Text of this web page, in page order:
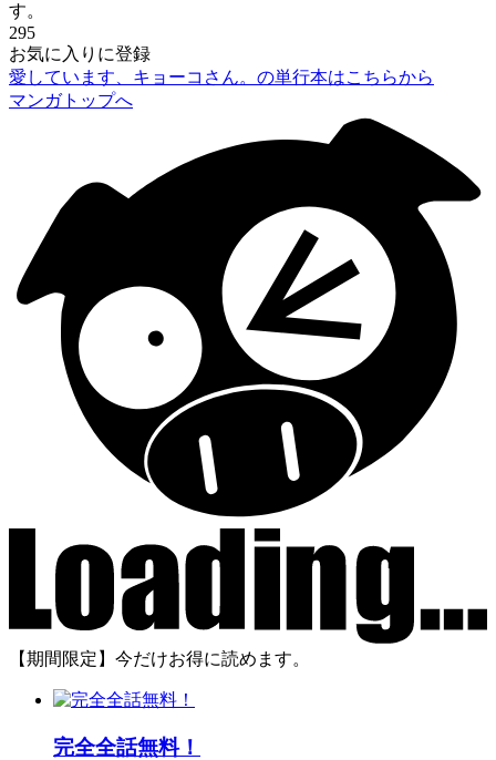
す。
295
お気に入りに登録
愛しています、キョーコさん。の単行本はこちらから
マンガトップへ
【期間限定】今だけお得に読めます。
完全全話無料！